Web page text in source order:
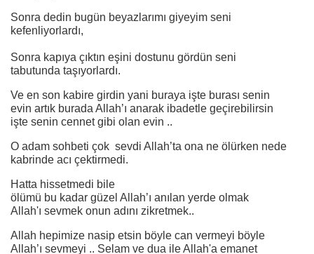
Sonra dedin bugün beyazlarımı giyeyim seni
kefenliyorlardı,
Sonra kapıya çıktın eşini dostunu gördün seni
tabutunda taşıyorlardı.
Ve en son kabire girdin yani buraya işte burası senin
evin artık burada Allah’ı anarak ibadetle geçirebilirsin
işte senin cennet gibi olan evin ..
O adam sohbeti çok sevdi Allah’ta ona ne ölürken nede
kabrinde acı çektirmedi.
Hatta hissetmedi bile
ölümü bu kadar güzel Allah’ı anılan yerde olmak
Allah'ı sevmek onun adını zikretmek..
Allah hepimize nasip etsin böyle can vermeyi böyle
Allah’ı sevmeyi .. Selam ve dua ile Allah'a emanet